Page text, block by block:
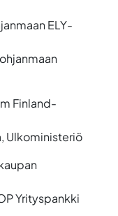
ELY-
Finland-
Ulkoministeriö
Yrityspankki